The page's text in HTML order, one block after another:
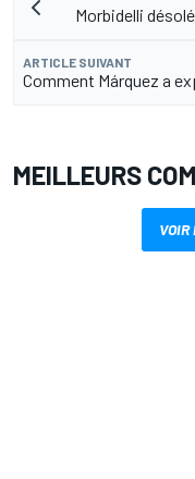
Morbidelli
ARTICLE SUIVANT
Comment Márquez a
MEILLEURS